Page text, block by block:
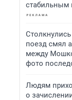
стабильным
поезд смял
между
фото
Людям
о